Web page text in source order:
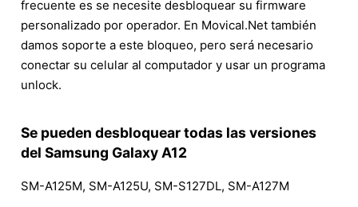
frecuente es se necesite desbloquear su firmware
personalizado por operador. En Movical.Net también
damos soporte a este bloqueo, pero será necesario
conectar su celular al computador y usar un programa
unlock.
Se pueden desbloquear todas las versiones
del Samsung Galaxy A12
SM-A125M, SM-A125U, SM-S127DL, SM-A127M